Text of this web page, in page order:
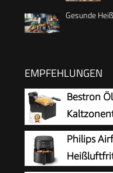
Gesunde
EMPFEHLUNGEN
Bestron
Temperaturregler
Philips